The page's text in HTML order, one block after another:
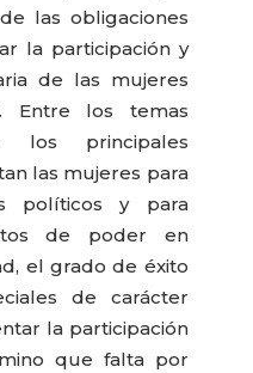
las obligaciones
la participación y
de las mujeres
Entre los temas
los principales
las mujeres para
políticos y para
de poder en
el grado de éxito
de carácter
la participación
que falta por